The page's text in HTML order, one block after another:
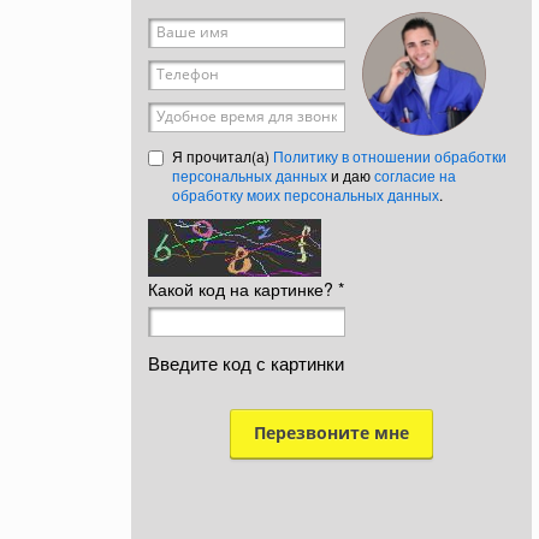
Ваше имя*
Телефон*
Удобное время для звонка
Я прочитал(а) Политику в отношении обработки
персональных данныхи даюсогласие на
обработку моих персональных данных.
Какой код на картинке? *
Введите код с картинки